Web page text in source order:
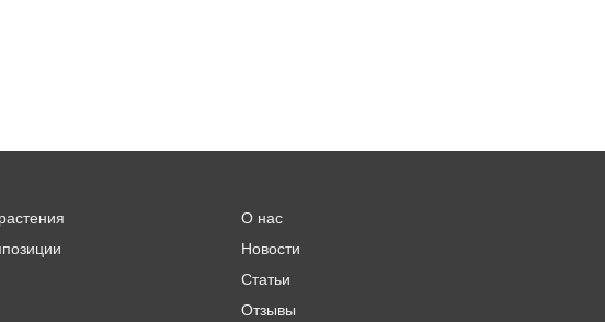
О нас
Новости
Статьи
Отзывы